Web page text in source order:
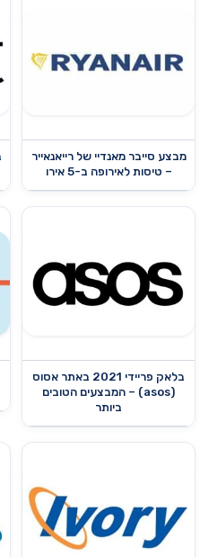
מבצע סייבר מאנדיי של רייאנאייר
– טיסות לאירופה ב-5 אירו
בלאק פריידי 2021 באתר אסוס
(asos) – המבצעים הטובים
ביותר